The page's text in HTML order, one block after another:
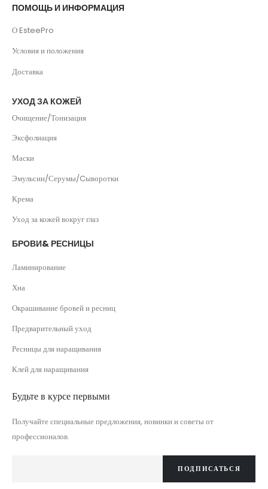
ПОМОЩЬ И ИНФОРМАЦИЯ
О EsteePro
Условия и положения
Доставка
УХОД ЗА КОЖЕЙ
Очищение/Тонизация
Эксфолиация
Маски
Эмульсии/Серумы/Cыворотки
Крема
Уход за кожей вокруг глаз
БРОВИ& РЕСНИЦЫ
Ламинирование
Хна
Окрашивание бровей и ресниц
Предварительный уход
Ресницы для наращивания
Клей для наращивания
Будьте в курсе первыми
Получайте специальные предложения, новинки и советы от
профессионалов.
ПОДПИСАТЬСЯ